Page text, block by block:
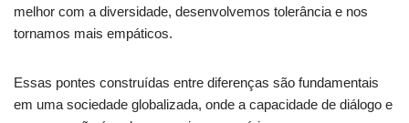
melhor com a diversidade, desenvolvemos tolerância e nos
tornamos mais empáticos.
Essas pontes construídas entre diferenças são fundamentais
em uma sociedade globalizada, onde a capacidade de diálogo e